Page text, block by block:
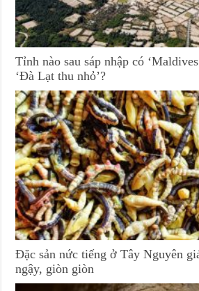
Tỉnh nào sau sáp nhập có
‘Đà Lạt thu nhỏ’?
Đặc sản nức tiếng ở Tây Nguyên
ngậy, giòn giòn